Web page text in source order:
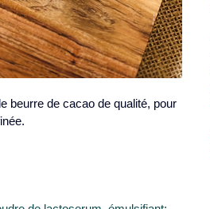
beurre de cacao de qualité, pour